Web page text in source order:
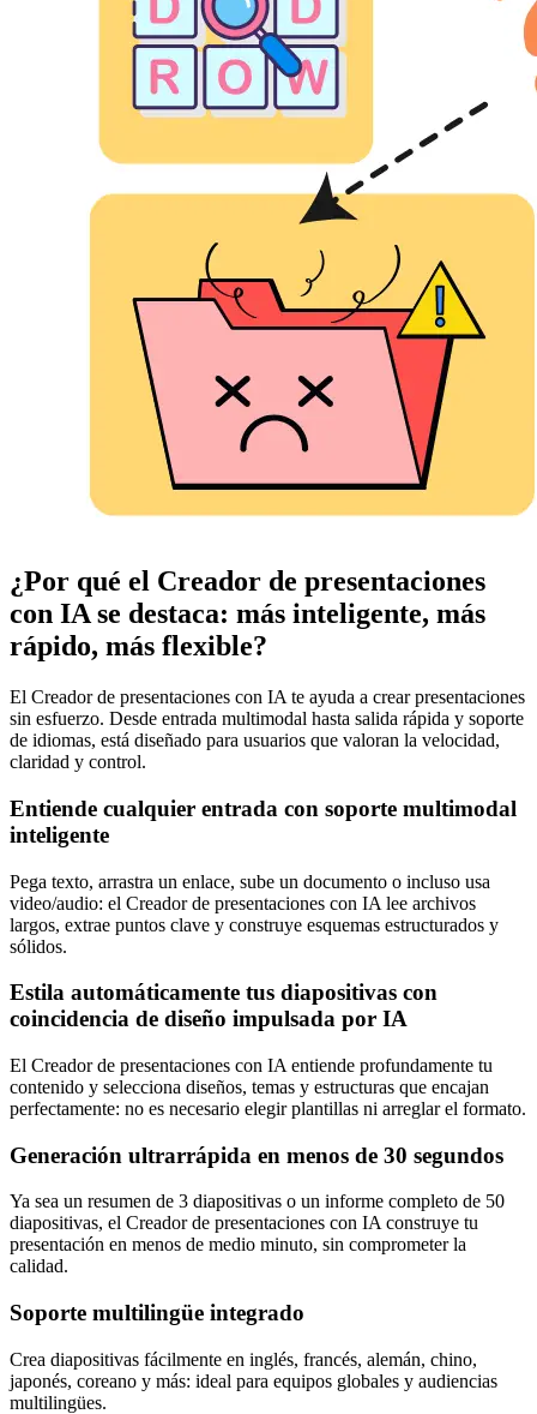
¿Por qué el Creador de presentaciones
con IA se destaca: más inteligente, más
rápido, más flexible?
El Creador de presentaciones con IA te ayuda a crear presentaciones
sin esfuerzo. Desde entrada multimodal hasta salida rápida y soporte
de idiomas, está diseñado para usuarios que valoran la velocidad,
claridad y control.
Entiende cualquier entrada con soporte multimodal
inteligente
Pega texto, arrastra un enlace, sube un documento o incluso usa
video/audio: el Creador de presentaciones con IA lee archivos
largos, extrae puntos clave y construye esquemas estructurados y
sólidos.
Estila automáticamente tus diapositivas con
coincidencia de diseño impulsada por IA
El Creador de presentaciones con IA entiende profundamente tu
contenido y selecciona diseños, temas y estructuras que encajan
perfectamente: no es necesario elegir plantillas ni arreglar el formato.
Generación ultrarrápida en menos de 30 segundos
Ya sea un resumen de 3 diapositivas o un informe completo de 50
diapositivas, el Creador de presentaciones con IA construye tu
presentación en menos de medio minuto, sin comprometer la
calidad.
Soporte multilingüe integrado
Crea diapositivas fácilmente en inglés, francés, alemán, chino,
japonés, coreano y más: ideal para equipos globales y audiencias
multilingües.